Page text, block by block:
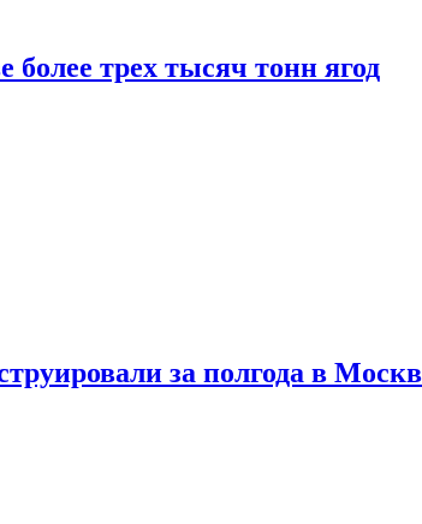
трех тысяч тонн ягод
за полгода в